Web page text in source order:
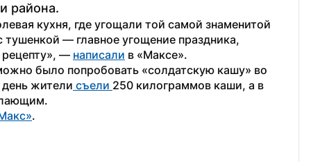
района.
кухня, где угощали той самой знаменитой
— главное угощение праздника,
— написали в «Максе».
было попробовать «солдатскую кашу» во
жители съели 250 килограммов каши, а в
.